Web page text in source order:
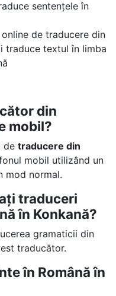
sentențele în
de traducere din
traduce textul în limba
din
mobil?
de traducere din
mobil utilizând un
mod normal.
traduceri
în Konkană?
gramaticii din
traducător.
în Română în